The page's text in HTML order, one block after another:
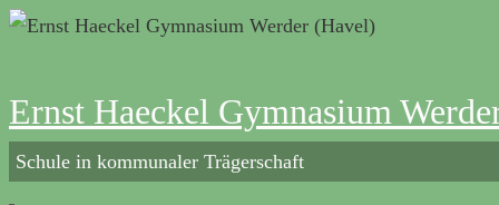
Ernst Haeckel Gymnasium
Schule in kommunaler Trägerschaft